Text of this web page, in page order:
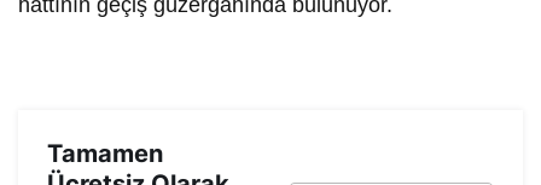
Tamamen
Ücretsiz Olarak